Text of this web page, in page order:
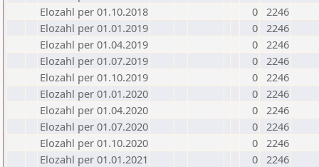
Elozahl per 01.10.2018
0 2246
Elozahl per 01.01.2019
0 2246
Elozahl per 01.04.2019
0 2246
Elozahl per 01.07.2019
0 2246
Elozahl per 01.10.2019
0 2246
Elozahl per 01.01.2020
0 2246
Elozahl per 01.04.2020
0 2246
Elozahl per 01.07.2020
0 2246
Elozahl per 01.10.2020
0 2246
Elozahl per 01.01.2021
0 2246